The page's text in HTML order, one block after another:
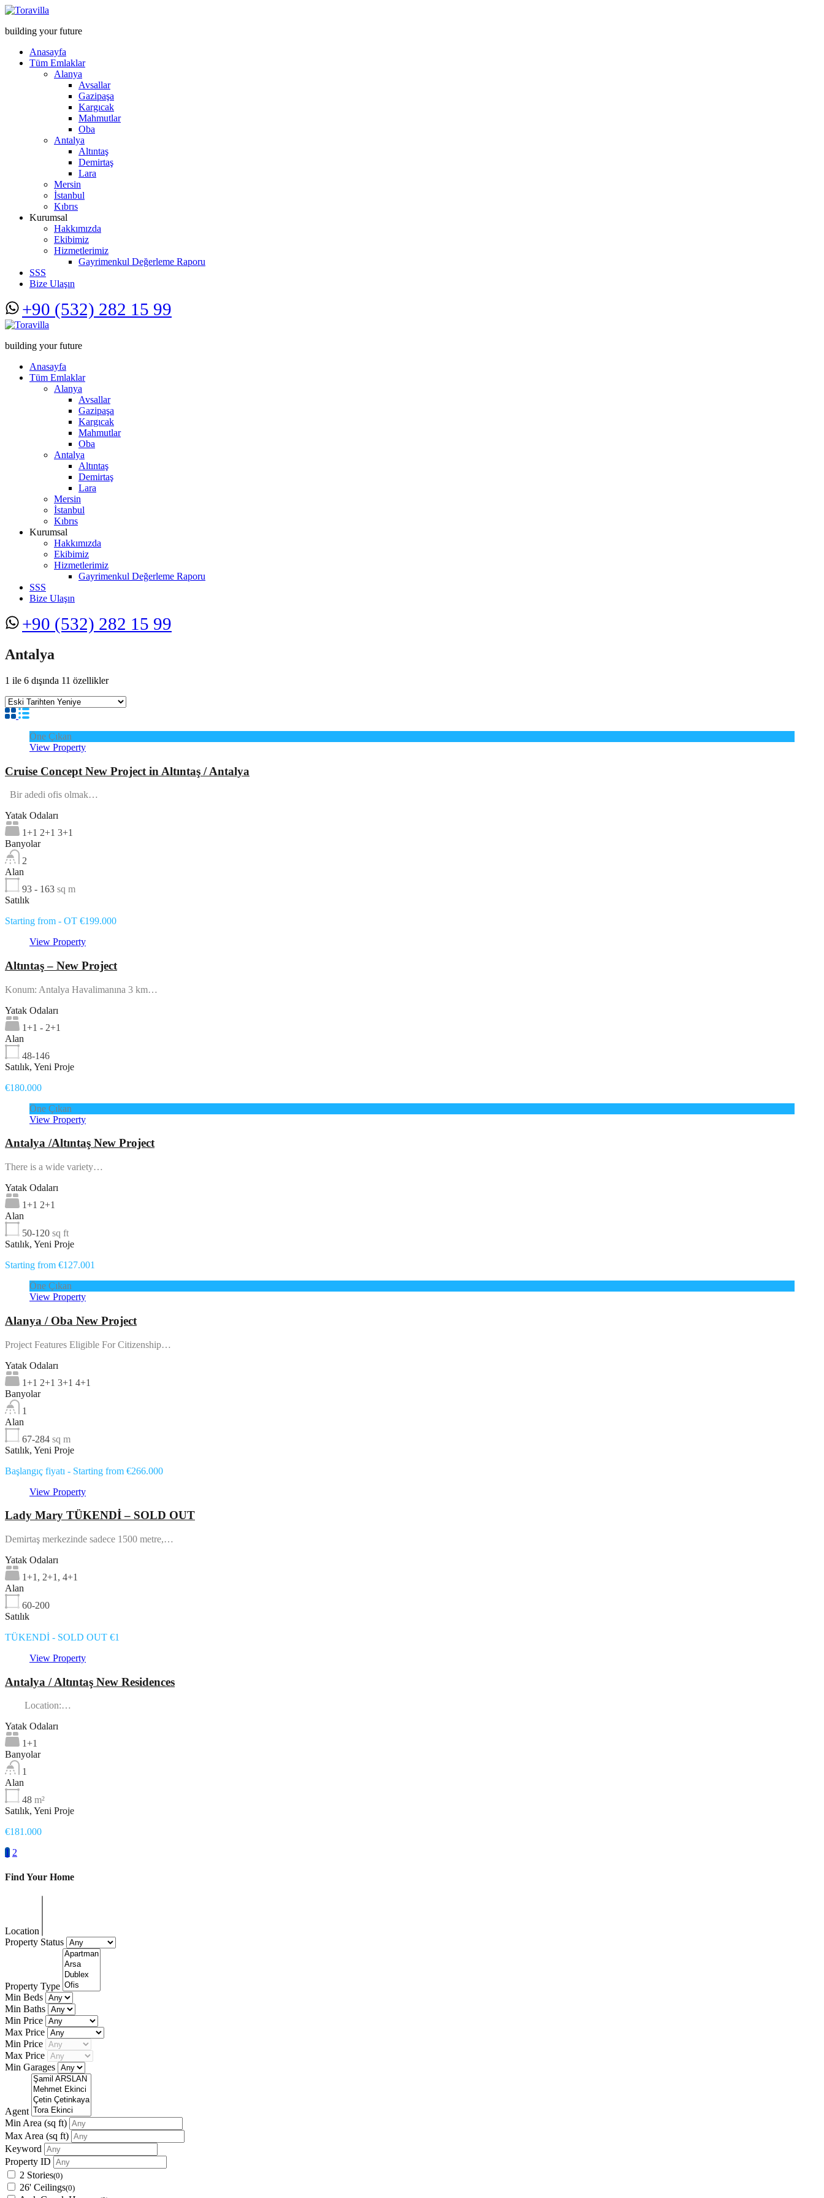
building your future
Anasayfa
Tüm Emlaklar
Alanya
Avsallar
Gazipaşa
Kargıcak
Mahmutlar
Oba
Antalya
Altıntaş
Demirtaş
Lara
Mersin
İstanbul
Kıbrıs
Kurumsal
Hakkımızda
Ekibimiz
Hizmetlerimiz
Gayrimenkul Değerleme Raporu
SSS
Bize Ulaşın
+90 (532) 282 15 99
building your future
Anasayfa
Tüm Emlaklar
Alanya
Avsallar
Gazipaşa
Kargıcak
Mahmutlar
Oba
Antalya
Altıntaş
Demirtaş
Lara
Mersin
İstanbul
Kıbrıs
Kurumsal
Hakkımızda
Ekibimiz
Hizmetlerimiz
Gayrimenkul Değerleme Raporu
SSS
Bize Ulaşın
+90 (532) 282 15 99
Antalya
1 ile 6 dışında 11 özellikler
Öne Çıkan
View Property
Cruise Concept New Project in Altıntaş / Antalya
Bir adedi ofis olmak…
Yatak Odaları
1+1 2+1 3+1
Banyolar
2
Alan
93 - 163 sq m
Satılık
Starting from - OT €199.000
View Property
Altıntaş – New Project
Konum: Antalya Havalimanına 3 km…
Yatak Odaları
1+1 - 2+1
Alan
48-146
Satılık, Yeni Proje
€180.000
Öne Çıkan
View Property
Antalya /Altıntaş New Project
There is a wide variety…
Yatak Odaları
1+1 2+1
Alan
50-120 sq ft
Satılık, Yeni Proje
Starting from €127.001
Öne Çıkan
View Property
Alanya / Oba New Project
Project Features Eligible For Citizenship…
Yatak Odaları
1+1 2+1 3+1 4+1
Banyolar
1
Alan
67-284 sq m
Satılık, Yeni Proje
Başlangıç fiyatı - Starting from €266.000
View Property
Lady Mary TÜKENDİ – SOLD OUT
Demirtaş merkezinde sadece 1500 metre,…
Yatak Odaları
1+1, 2+1, 4+1
Alan
60-200
Satılık
TÜKENDİ - SOLD OUT €1
View Property
Antalya / Altıntaş New Residences
Location:…
Yatak Odaları
1+1
Banyolar
1
Alan
48 m²
Satılık, Yeni Proje
€181.000
1 2
Find Your Home
Location
Property Status
Property Type
Min Beds
Min Baths
Min Price
Max Price
Min Price
Max Price
Min Garages
Agent
Min Area (sq ft)
Max Area (sq ft)
Keyword
Property ID
2 Stories(0)
26' Ceilings(0)